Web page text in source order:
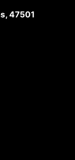
47501